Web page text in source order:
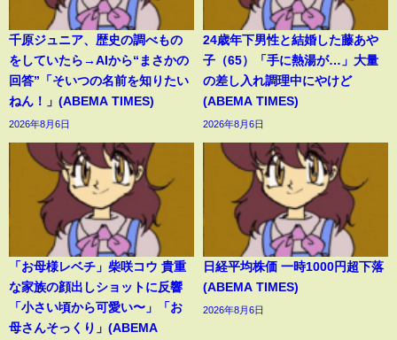
千原ジュニア、歴史の調べもの
をしていたら→AIから“まさかの
回答”「そいつの名前を知りたい
ねん！」(ABEMA TIMES)
2026年8月6日
24歳年下男性と結婚した藤あや
子（65）「手に熱湯が…」大量
の差し入れ調理中にやけど
(ABEMA TIMES)
2026年8月6日
「お母様レベチ」柴咲コウ 貴重
な家族の顔出しショットに反響
「小さい頃から可愛い〜」「お
母さんそっくり」(ABEMA
日経平均株価 一時1000円超下落
(ABEMA TIMES)
2026年8月6日